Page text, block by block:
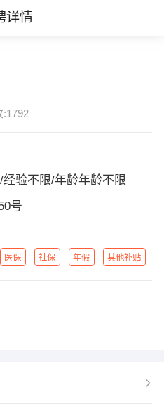
详情
:1792
验不限/年龄年龄不限
号
医保 社保 年假 其他补贴